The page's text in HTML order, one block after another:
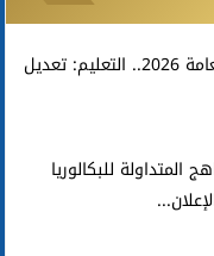
تظلمات الثانوية العامة 2026.. التعليم: تعديل
المتداولة للبكالوريا